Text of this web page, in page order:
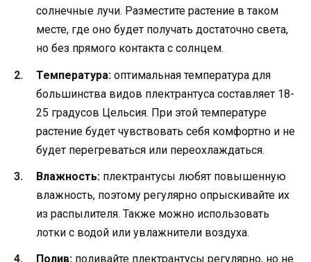
солнечные лучи. Разместите растение в таком
месте, где оно будет получать достаточно света,
но без прямого контакта с солнцем.
Температура: оптимальная температура для
большинства видов плектрантуса составляет 18-
25 градусов Цельсия. При этой температуре
растение будет чувствовать себя комфортно и не
будет перегреваться или переохлаждаться.
Влажность: плектрантусы любят повышенную
влажность, поэтому регулярно опрыскивайте их
из распылителя. Также можно использовать
лотки с водой или увлажнители воздуха.
Полив: поливайте плектрантусы регулярно, но не